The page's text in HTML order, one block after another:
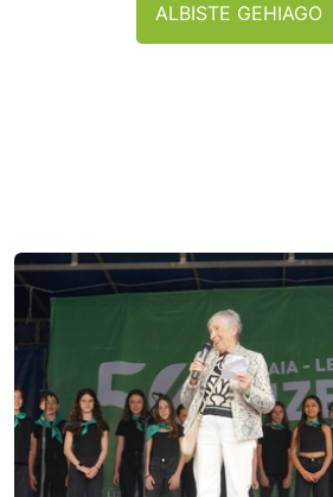
ALBISTE GEHIAGO